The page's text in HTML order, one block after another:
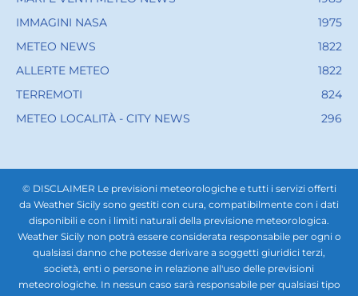
IMMAGINI NASA
1975
METEO NEWS
1822
ALLERTE METEO
1822
TERREMOTI
824
METEO LOCALITÀ - CITY NEWS
296
© DISCLAIMER Le previsioni meteorologiche e tutti i servizi offerti
da Weather Sicily sono gestiti con cura, compatibilmente con i dati
disponibili e con i limiti naturali della previsione meteorologica.
Weather Sicily non potrà essere considerata responsabile per ogni o
qualsiasi danno che potesse derivare a soggetti giuridici terzi,
società, enti o persone in relazione all'uso delle previsioni
meteorologiche. In nessun caso sarà responsabile per qualsiasi tipo